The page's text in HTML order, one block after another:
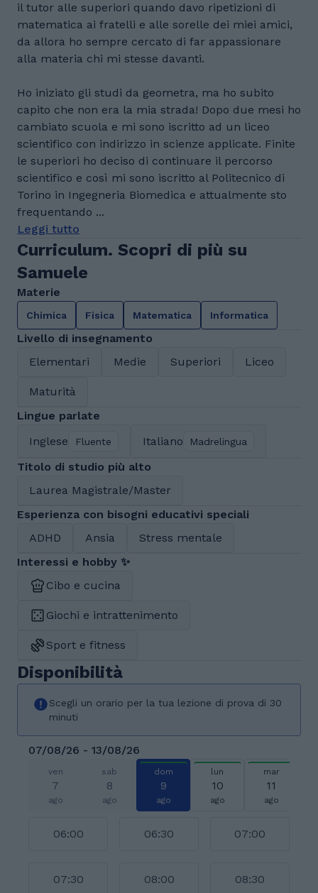
il tutor alle superiori quando davo ripetizioni di
matematica ai fratelli e alle sorelle dei miei amici,
da allora ho sempre cercato di far appassionare
alla materia chi mi stesse davanti.
Ho iniziato gli studi da geometra, ma ho subito
capito che non era la mia strada! Dopo due mesi ho
cambiato scuola e mi sono iscritto ad un liceo
scientifico con indirizzo in scienze applicate. Finite
le superiori ho deciso di continuare il percorso
scientifico e così mi sono iscritto al Politecnico di
Torino in Ingegneria Biomedica e attualmente sto
frequentando ...
Leggi tutto
Curriculum. Scopri di più su
Samuele
Materie
Chimica Fisica Matematica Informatica
Livello di insegnamento
Elementari
Medie Superiori Liceo
Maturità
Lingue parlate
Inglese
Fluente Italiano Madrelingua
Titolo di studio più alto
Laurea Magistrale/Master
Esperienza con bisogni educativi speciali
ADHD
Ansia
Stress mentale
Interessi e hobby ✨
Cibo e cucina
Giochi e intrattenimento
Sport e fitness
Disponibilità
Scegli un orario per la tua lezione di prova di 30
minuti
07/08/26 - 13/08/26
ven
7
ago
sab
8
ago
dom
9
ago
lun
10
ago
mar
11
ago
06:00 06:30 07:00
07:30 08:00 08:30